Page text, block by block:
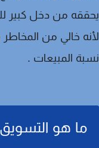
من دخل كبير
خالي من المخاطر
المبيعات .
ما هو التسويق